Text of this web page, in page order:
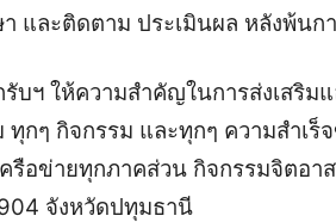
และติดตาม ประเมินผล หลังพ้นก
บฯ ให้ความสําคัญในการส่งเสริ
ทุกๆ กิจกรรม และทุกๆ ความสํา
รือข่ายทุกภาคส่วน กิจกรรมจิตอ
จังหวัดปทุมธานี